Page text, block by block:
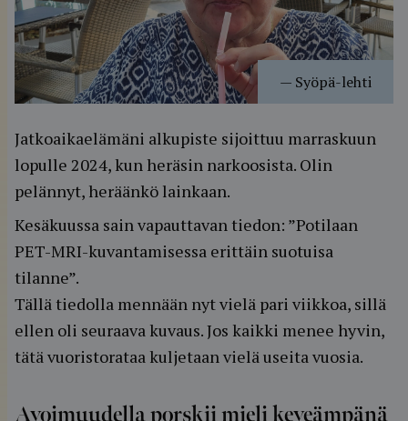
— Syöpä-lehti
Jatkoaikaelämäni alkupiste sijoittuu marraskuun
lopulle 2024, kun heräsin narkoosista. Olin
pelännyt, heräänkö lainkaan.
Kesäkuussa sain vapauttavan tiedon: ”Potilaan
PET-MRI-kuvantamisessa erittäin suotuisa
tilanne”.
Tällä tiedolla mennään nyt vielä pari viikkoa, sillä
ellen oli seuraava kuvaus. Jos kaikki menee hyvin,
tätä vuoristorataa kuljetaan vielä useita vuosia.
Avoimuudella porskii mieli keveämpänä